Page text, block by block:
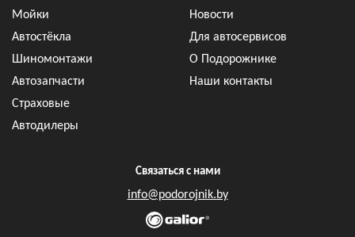
Мойки
Автостёкла
Шиномонтажи
Автозапчасти
Страховые
Автодилеры
Новости
Для автосервисов
О Подорожнике
Наши контакты
Связаться с нами
info@podorojnik.by